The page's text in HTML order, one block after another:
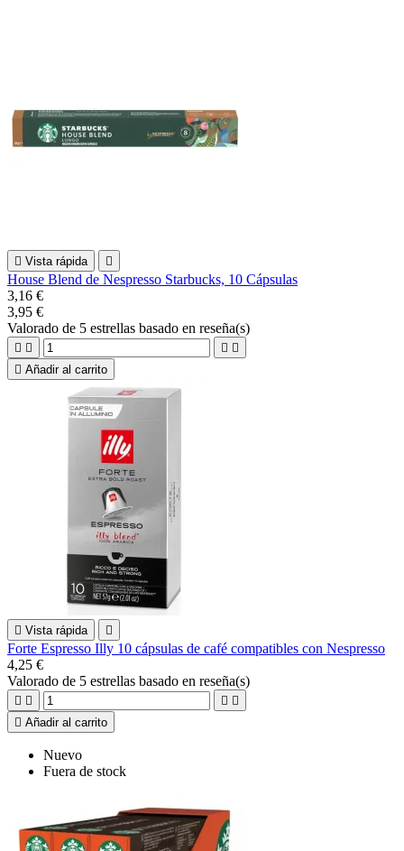
 Vista rápida 
House Blend de Nespresso Starbucks, 10 Cápsulas
3,16 €
3,95 €
Valorado de 5 estrellas basado en reseña(s)
   
 Añadir al carrito
 Vista rápida 
Forte Espresso Illy 10 cápsulas de café compatibles con Nespresso
4,25 €
Valorado de 5 estrellas basado en reseña(s)
   
 Añadir al carrito
Nuevo
Fuera de stock